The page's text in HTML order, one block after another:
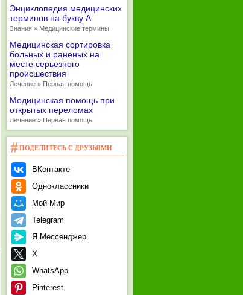
Энциклопедия медицинских
терминов на букву А
Знания » Медицинские термины
Медицинская сортировка
больных и раненых на
месте серьезного
происшествия
Лечение » Первая помощь
Медицинская помощь при
открытых переломах
Лечение » Первая помощь
ПОДЕЛИТЕСЬ С ДРУЗЬЯМИ
ВКонтакте
Одноклассники
Мой Мир
Telegram
Я.Мессенджер
X
WhatsApp
Pinterest